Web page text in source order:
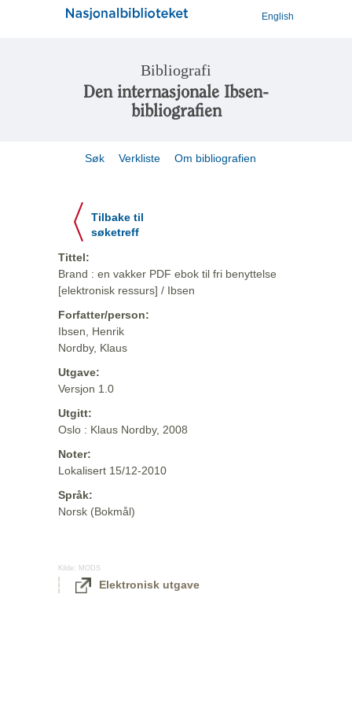
English
Bibliografi
Den internasjonale Ibsen-
bibliografien
Søk Verkliste Om bibliografien
Tilbake til
søketreff
Tittel:
Brand : en vakker PDF ebok til fri benyttelse
[elektronisk ressurs] / Ibsen
Forfatter/person:
Ibsen, Henrik
Nordby, Klaus
Utgave:
Versjon 1.0
Utgitt:
Oslo : Klaus Nordby, 2008
Noter:
Lokalisert 15/12-2010
Språk:
Norsk (Bokmål)
Kilde: MODS
Elektronisk utgave